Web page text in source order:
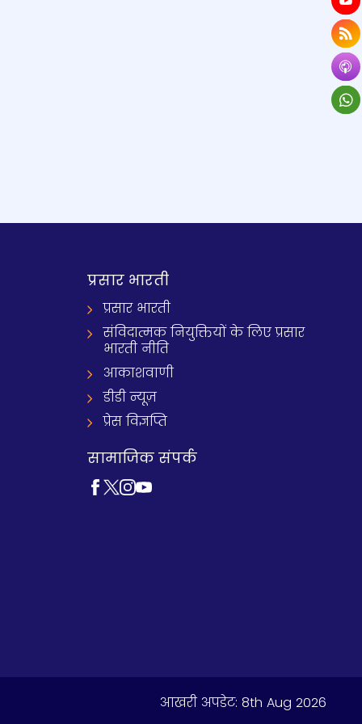
प्रसार भारती
प्रसार भारती
संविदात्मक नियुक्तियों के लिए प्रसार
भारती नीति
आकाशवाणी
डीडी न्यूज़
प्रेस विज्ञप्ति
सामाजिक संपर्क
आखरी अपडेट: 8th Aug 2026